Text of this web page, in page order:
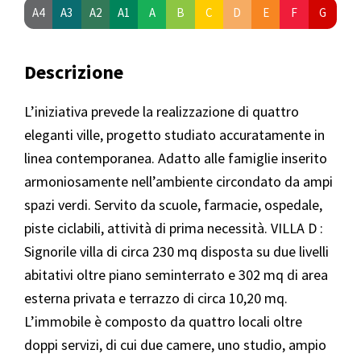
A4 A3 A2 A1 A B C D E F G
Descrizione
L’iniziativa prevede la realizzazione di quattro
eleganti ville, progetto studiato accuratamente in
linea contemporanea. Adatto alle famiglie inserito
armoniosamente nell’ambiente circondato da ampi
spazi verdi. Servito da scuole, farmacie, ospedale,
piste ciclabili, attività di prima necessità. VILLA D :
Signorile villa di circa 230 mq disposta su due livelli
abitativi oltre piano seminterrato e 302 mq di area
esterna privata e terrazzo di circa 10,20 mq.
L’immobile è composto da quattro locali oltre
doppi servizi, di cui due camere, uno studio, ampio